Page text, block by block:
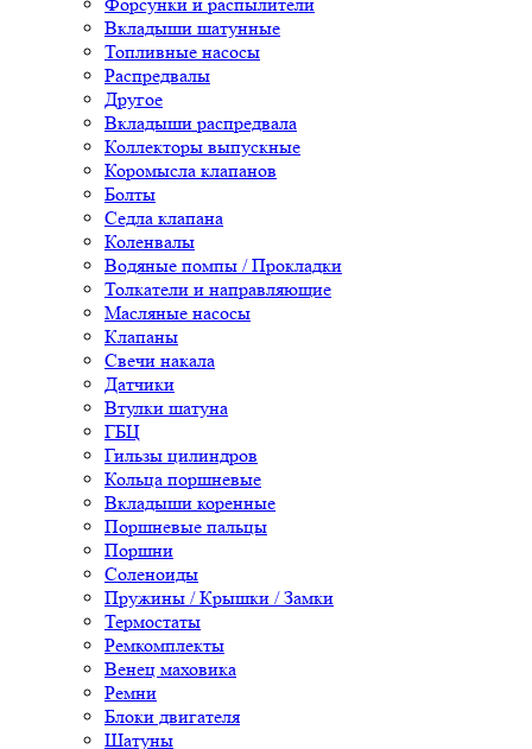
Вкладыши шатунные
Топливные насосы
Распредвалы
Другое
Вкладыши распредвала
Коллекторы выпускные
Коромысла клапанов
Болты
Седла клапана
Коленвалы
Водяные помпы / Прокладки
Толкатели и направляющие
Масляные насосы
Клапаны
Свечи накала
Датчики
Втулки шатуна
ГБЦ
Гильзы цилиндров
Кольца поршневые
Вкладыши коренные
Поршневые пальцы
Поршни
Соленоиды
Пружины / Крышки / Замки
Термостаты
Ремкомплекты
Венец маховика
Ремни
Блоки двигателя
Шатуны